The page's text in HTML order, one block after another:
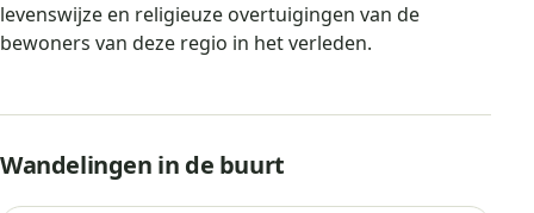
levenswijze en religieuze overtuigingen van de
bewoners van deze regio in het verleden.
Wandelingen in de buurt